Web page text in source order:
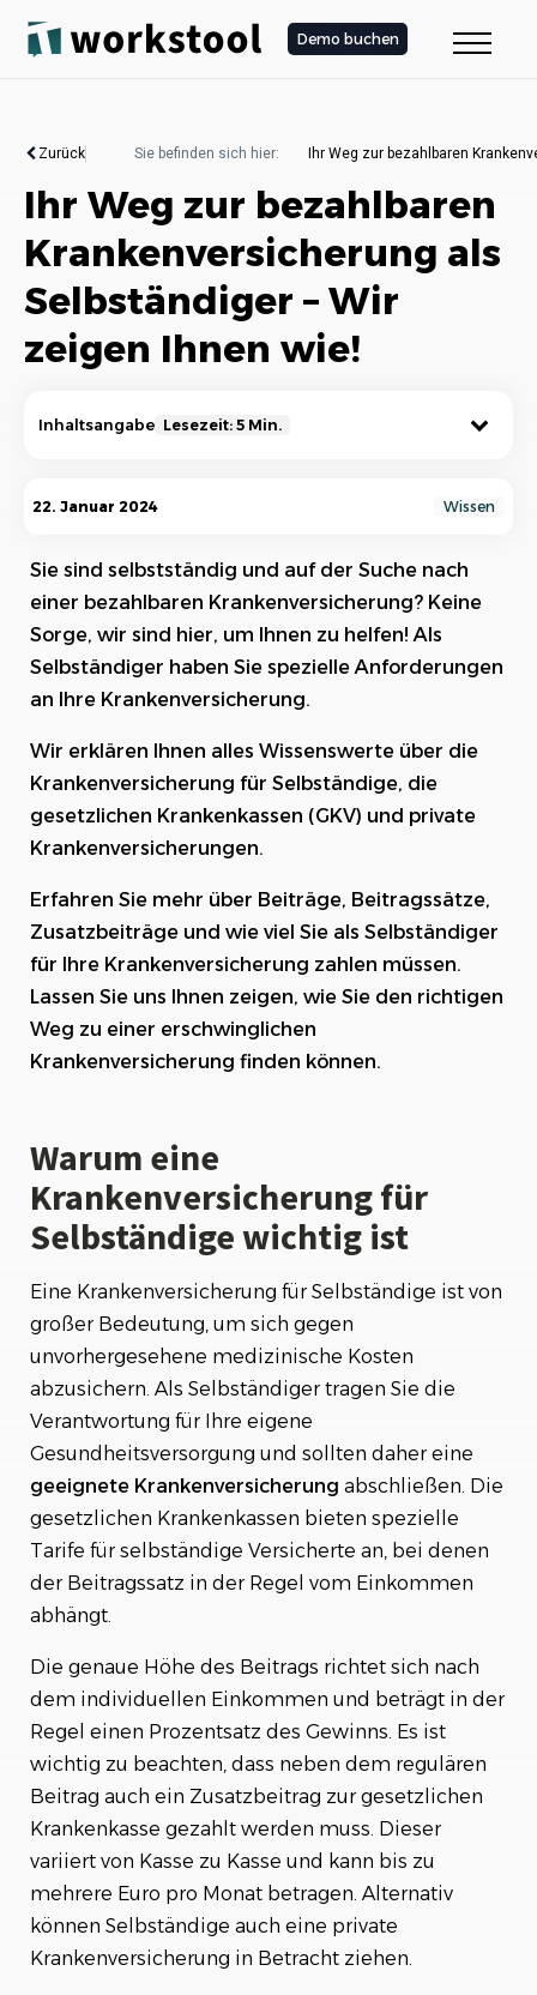
Demo buchen
Zurück Sie befinden sich hier: Ihr Weg zur bezahlbaren
Ihr Weg zur bezahlbaren
Krankenversicherung als
Selbständiger – Wir
zeigen Ihnen wie!
Inhaltsangabe Lesezeit: 5 Min.
Warum eine Krankenversicherung für
Selbständige wichtig ist
Die Herausforderungen bei einer bezahlbaren
Krankenversicherung als Selbständiger
Option 1: Gesetzliche Krankenversicherung für
Selbständige
Selbständige
Option 3: Familienmitgliedschaft in der
gesetzlichen oder PKV
Krankenversicherung für Selbständige
Fördermöglichkeiten bei der Bezuschussung
von Versicherungsbeiträgen
Fallbeispiel: Wie ein selbstständiger Freelancer
seine bezahlbare Krankenversicherung
Selbständige
22. Januar 2024 Wissen
Sie sind selbstständig und auf der Suche nach
einer bezahlbaren Krankenversicherung? Keine
Sorge, wir sind hier, um Ihnen zu helfen! Als
Selbständiger haben Sie spezielle Anforderungen
an Ihre Krankenversicherung.
Wir erklären Ihnen alles Wissenswerte über die
Krankenversicherung für Selbständige, die
gesetzlichen Krankenkassen (GKV) und private
Krankenversicherungen.
Erfahren Sie mehr über Beiträge, Beitragssätze,
Zusatzbeiträge und wie viel Sie als Selbständiger
für Ihre Krankenversicherung zahlen müssen.
Lassen Sie uns Ihnen zeigen, wie Sie den richtigen
Weg zu einer erschwinglichen
Krankenversicherung finden können.
Warum eine
Krankenversicherung für
Selbständige wichtig ist
Eine Krankenversicherung für Selbständige ist von
großer Bedeutung, um sich gegen
unvorhergesehene medizinische Kosten
abzusichern. Als Selbständiger tragen Sie die
Verantwortung für Ihre eigene
Gesundheitsversorgung und sollten daher eine
geeignete Krankenversicherung abschließen. Die
gesetzlichen Krankenkassen bieten spezielle
Tarife für selbständige Versicherte an, bei denen
der Beitragssatz in der Regel vom Einkommen
abhängt.
Die genaue Höhe des Beitrags richtet sich nach
dem individuellen Einkommen und beträgt in der
Regel einen Prozentsatz des Gewinns. Es ist
wichtig zu beachten, dass neben dem regulären
Beitrag auch ein Zusatzbeitrag zur gesetzlichen
Krankenkasse gezahlt werden muss. Dieser
variiert von Kasse zu Kasse und kann bis zu
mehrere Euro pro Monat betragen. Alternativ
können Selbständige auch eine private
Krankenversicherung in Betracht ziehen.